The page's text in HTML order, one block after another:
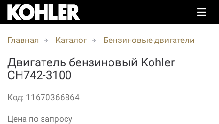
Главная Каталог Бензиновые двигатели
Двигатель бензиновый Kohler
CH742-3100
Код: 11670366864
Цена по запросу